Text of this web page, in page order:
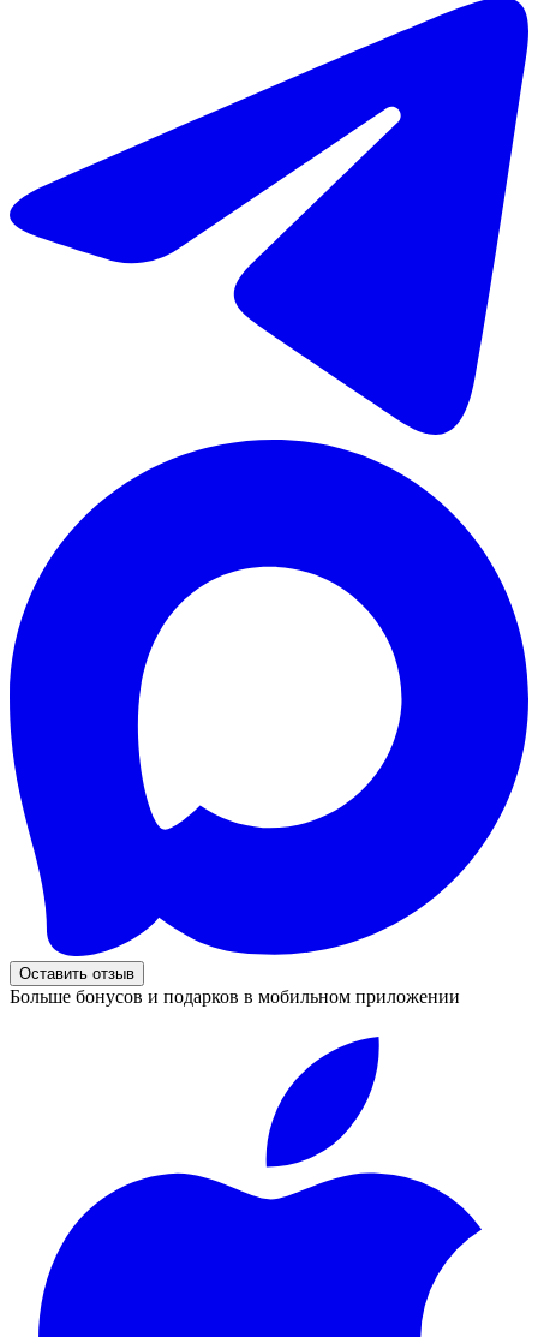
Оставить отзыв
Больше бонусов и подарков в мобильном приложении